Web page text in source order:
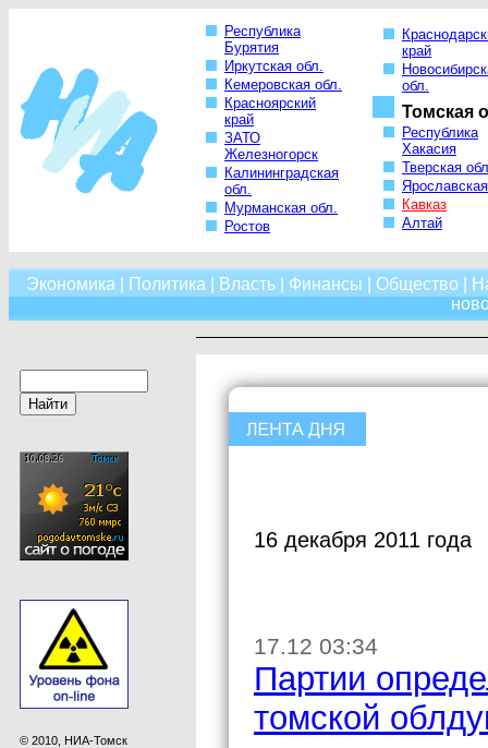
Республика
Бурятия
Иркутская обл.
Кемеровская обл.
Красноярский
край
ЗАТО
Железногорск
Калининградская
обл.
Мурманская обл.
Ростов
край
обл.
Томская
Республика
Хакасия
Тверская
Кавказ
Алтай
Экономика Политика Власть| Финансы Общество
© 2010, НИА-Томск
16 декабря 2011 года
17.12 03:34
Партии
томской